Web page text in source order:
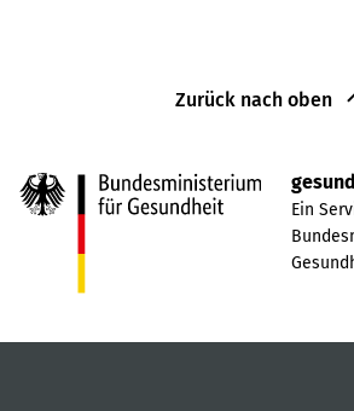
Zurück nach oben
Ein